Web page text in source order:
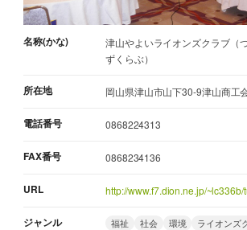
名称(かな)
津山やよいライオンズクラブ（
ずくらぶ）
所在地 岡山県津山市山下30-9津山商工
電話番号 0868224313
FAX番号 0868234136
URL http://www.f7.dion.ne.jp/
ジャンル 福祉 社会 環境 ライオンズ